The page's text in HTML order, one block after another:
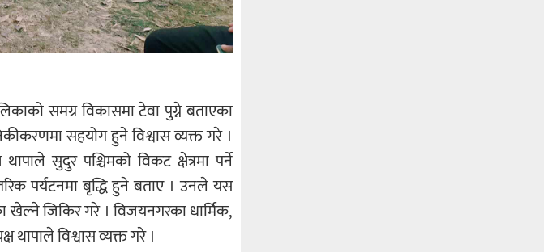
समग्र विकासमा टेवा पुग्ने बताएका
सहयोग हुने विश्वास व्यक्त गरे ।
सुदुर पश्चिमको विकट क्षेत्रमा पर्ने
पर्यटनमा बृद्धि हुने बताए । उनले यस
खेल्ने जिकिर गरे । विजयनगरका धार्मिक,
विश्वास व्यक्त गरे ।